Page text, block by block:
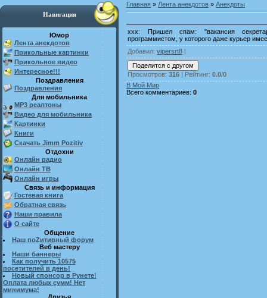
Навигация
Юмор
Лента анекдотов
Прикольные картинки
Прикольное видео
Интересное!!!
Поздравления
Поздравления
Для мобильника
MP3 реалтоны
Видео для мобильника
Картинки
Книги
Скачать Jimm Pozitiv
Отдохни
Онлайн радио
Онлайн ТВ
Онлайн игры
Связь и информация
Гостевая книга
Обратная связь
Наши правила
О сайте
Общение
Наш поZитивный форум
Веб мастеру
Наши баннеры
Как получить 10575
посетителей в день!
Новый спонсор в Рунете!
Оплата любых сумм! Нет
минимума!
Главная » Лента анекдотов » Анекдоты
xxx: Пришел спам: "вакансия
программистом, у которого даже курьер
Добавил: vipersrt8 |
Просмотров: 316 | Рейтинг: 0.0/0
В Мой Мир
Всего комментариев: 0